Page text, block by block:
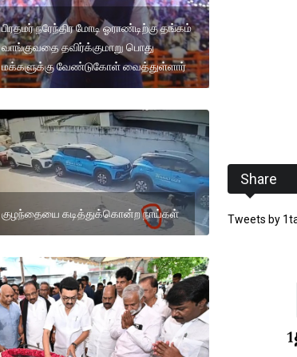
பிரதமர் நரேந்திர மோடி ஓராண்டிற்கு தங்கம்
வாங்குவதை தவிர்க்குமாறு பொது
மக்களுக்கு வேண்டுகோள் வைத்துள்ளார்
குழந்தையை கடித்துக்கொன்ற நாய்கள்
Share
Tweets by